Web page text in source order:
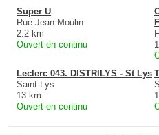
Super U
Rue Jean Moulin
2.2 km
Ouvert en continu
Leclerc 043. DISTRILYS - St Lys
Saint-Lys
13 km
Ouvert en continu